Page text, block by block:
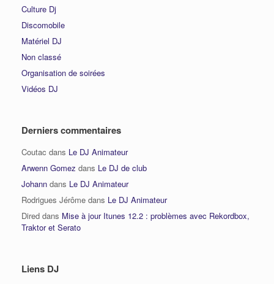
Culture Dj
Discomobile
Matériel DJ
Non classé
Organisation de soirées
Vidéos DJ
Derniers commentaires
Coutac dans Le DJ Animateur
Arwenn Gomez dans Le DJ de club
Johann dans Le DJ Animateur
Rodrigues Jérôme dans Le DJ Animateur
Dired dans Mise à jour Itunes 12.2 : problèmes avec Rekordbox,
Traktor et Serato
Liens DJ